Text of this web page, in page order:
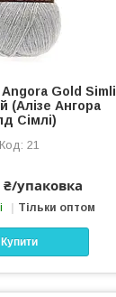
Gold Simli
(Алізе Ангора
Сімлі)
21
₴/упаковка
Тільки оптом
Купити